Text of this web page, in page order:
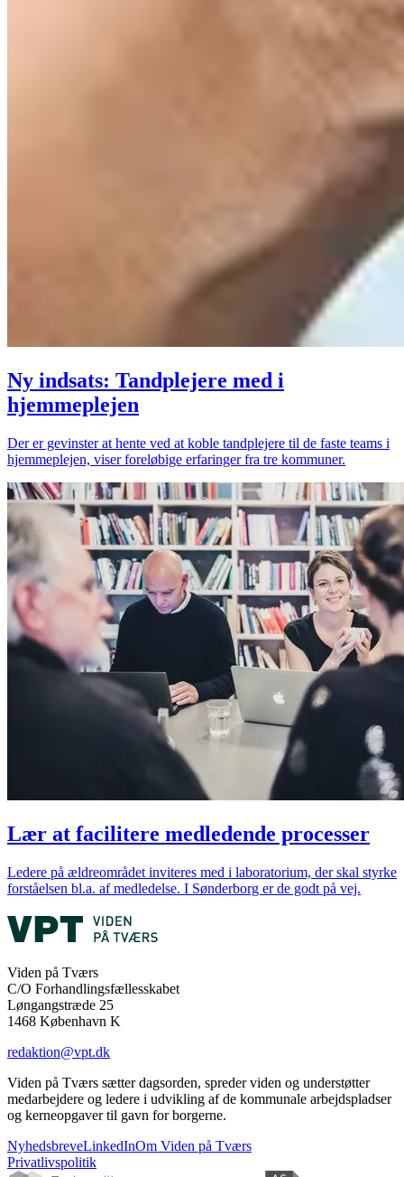
Ny indsats: Tandplejere med i
hjemmeplejen
Der er gevinster at hente ved at koble tandplejere til de faste teams i
hjemmeplejen, viser foreløbige erfaringer fra tre kommuner.
Lær at facilitere medledende processer
Ledere på ældreområdet inviteres med i laboratorium, der skal styrke
forståelsen bl.a. af medledelse. I Sønderborg er de godt på vej. ‌ ​‍‌‍‍‌‌‍‌ ‌‍‍‌‌‍ ‍​‍​‍​ ‍‍​‍​‍‌ ​ ‌‍​‌‌‍ ‍‌‍‍‌‌ ‌​‌ ‍‌​‍ ‍‌‍‍‌‌‍ ​‍​‍​‍ ​​‍​‍‌‍‍​‌ ​‍‌‍‌‌‌‍‌‍​‍​‍​ ‍‍​‍​‍‌‍‍​‌ ‌​‌ ‌​‌ ​​‌ ​ ​ ‍‍​‍ ​‍ ‌ ‌‍‌ ​​‌ ‌​​‍ ‍‌ ​ ‌‍​‌‌‍ ‍‌‍‍‌‌ ‌​‌ ‍‌​‍ ‍‌ ​ ‌ ‌​‌ ‌‌‌‍‌​‌‍‍‌‌‍ ​‍ ‌‍‍‌‌‍ ‍‌ ‌​‌‍‌‌‌‍ ‍‌ ‌​​‍ ‌‍‌‌‌‍‌​‌‍‍‌‌ ‌​​‍ ‌‍ ‌‌‍ ‌‍‌​‌‍‌‌​ ‌‌ ​​‌ ​‍‌‍‌‌‌ ​ ‌‍‌‌‌‍ ‍‌ ‌​‌‍​‌‌ ‌​‌‍‍‌‌‍ ‌‍ ‍​ ‍ ‌‍‍‌‌‍‌​​ ‌‌‍​‌‌ ​‍‌ ‌​‌‍‍‌‌‍​ ‌‍ ​‌‍‌‌​‍ ‌​ ​​‌‍​ ​ ​​​ ‍‌​ ​ ​ ​‌​ ‌‍​ ‌‍​‍ ‌​ ‍​‌‍​‍​ ​​‌‍‌‍​‍ ‌​ ‌​‌‍​‌‌‍​‌‌‍‌‌​‍ ‌​ ‍‌‌‍‌‌​ ​‌​ ‌‌​‍ ‌​ ‌‍‌‍​‍​ ‍‌​ ​‍​ ‍​‌‍‌‌​ ‌ ​ ‌‌‌‍​‍‌‍‌‌​ ‌​​ ​‌​ ‍ ‌ ‌​‌ ‍‌‌ ​​‌‍‌‌​ ‌‌‍​‌‌ ​‍‌ ‌​‌‍‍‌‌‍​ ‌‍ ​‌‍‌‌​ ‍ ‌ ​​‌‍​‌‌ ‌​‌‍‍​​ ‌‌ ​ ‌ ‌‌‌‍ ‌‌‍ ‌‌‍​‌‌ ​‍‌ ‍‌​ ‌‍​‍‌‍​‌‌ ​ ‌‍‌‌‌‌‌‌‌ ​‍‌‍ ​​ ‌‌‍‍​‌ ‌​‌ ‌​‌ ​​‌ ​ ​‍‌‌​ ​ ‌​​‌​‍‌‌​ ​‍‌​‌‍​‍‌‌​ ​‍‌​‌‍‌ ‌‍‌ ​​‌ ‌​​‍ ‍‌ ​ ‌‍​‌‌‍ ‍‌‍‍‌‌ ‌​‌ ‍‌​‍ ‍‌ ​ ‌ ‌​‌ ‌‌‌‍‌​‌‍‍‌‌‍ ​‍‌‍‌‍‍‌‌‍‌​​ ‌‌‍​‌‌ ​‍‌ ‌​‌‍‍‌‌‍​ ‌‍ ​‌‍‌‌​‍ ‌​ ​​‌‍​ ​ ​​​ ‍‌​ ​ ​ ​‌​ ‌‍​ ‌‍​‍ ‌​ ‍​‌‍​‍​ ​​‌‍‌‍​‍ ‌​ ‌​‌‍​‌‌‍​‌‌‍‌‌​‍ ‌​ ‍‌‌‍‌‌​ ​‌​ ‌‌​‍ ‌​ ‌‍‌‍​‍​ ‍‌​ ​‍​ ‍​‌‍‌‌​ ‌ ​ ‌‌‌‍​‍‌‍‌‌​ ‌​​ ​‌​‍‌‍‌ ‌​‌ ‍‌‌ ​​‌‍‌‌​ ‌‌‍​‌‌ ​‍‌ ‌​‌‍‍‌‌‍​ ‌‍ ​‌‍‌‌​‍‌‍‌ ​​‌‍​‌‌ ‌​‌‍‍​​ ‌‌ ​ ‌ ‌‌‌‍ ‌‌‍ ‌‌‍​‌‌ ​‍‌ ‍‌​‍‌‍‌ ​​‌‍‌‌‌ ​‍‌ ​ ‌ ​​‌‍‌‌‌‍​ ‌ ‌​‌‍‍‌‌ ‌‍‌‍‌‌​ ‌‌ ​​‌ ‌‌‌‍​‍‌‍ ​‌‍‍‌‌ ​ ‌‍‍​‌‍‌‌‌‍‌​​‍​‍‌ ‌
Viden på Tværs
C/O Forhandlingsfællesskabet
Løngangstræde 25
1468 København K
redaktion@vpt.dk
Viden på Tværs sætter dagsorden, spreder viden og understøtter
medarbejdere og ledere i udvikling af de kommunale arbejdspladser
og kerneopgaver til gavn for borgerne.
NyhedsbreveLinkedInOm Viden på Tværs
Privatlivspolitik